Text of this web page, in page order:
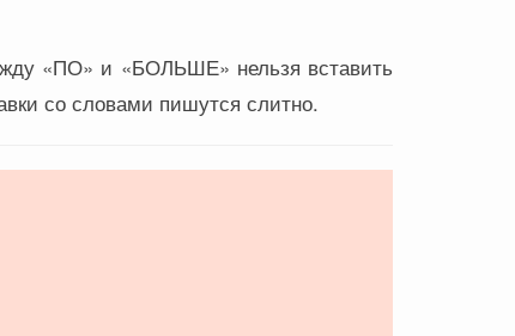
«ПО» и «БОЛЬШЕ» нельзя вставить
со словами пишутся слитно.